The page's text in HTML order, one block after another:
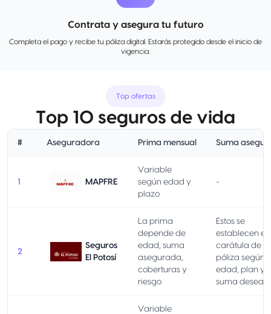
Contrata y asegura tu futuro
Completa el pago y recibe tu póliza digital. Estarás protegido desde el inicio de
vigencia.
Top ofertas
Top 10 seguros de vida
# Aseguradora Prima mensual Suma
1 MAPFRE
Variable
según edad y
plazo
-
2
Seguros
El Potosí
La prima
depende de
edad, suma
asegurada,
coberturas y
riesgo
Estos se
establecen
carátula de la
póliza según
edad, plan y
suma
Variable